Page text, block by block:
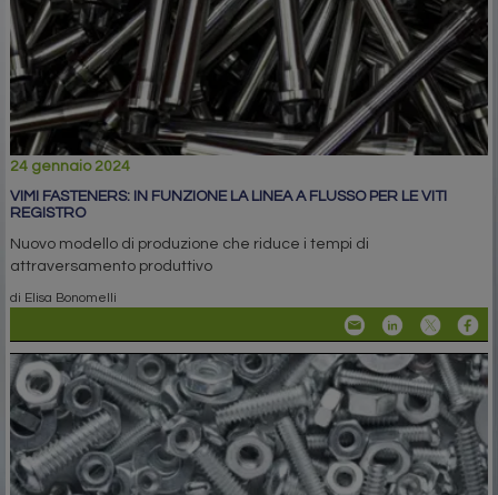
24 gennaio 2024
VIMI FASTENERS: IN FUNZIONE LA LINEA A FLUSSO PER LE VITI
REGISTRO
Nuovo modello di produzione che riduce i tempi di
attraversamento produttivo
di Elisa Bonomelli